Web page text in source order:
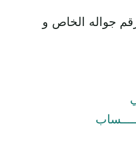
جواله الخاص و